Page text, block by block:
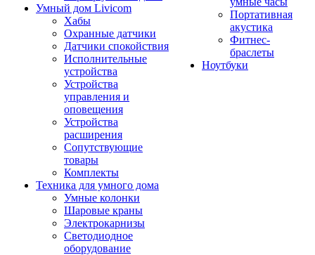
Умный дом Livicom
Хабы
Охранные датчики
Датчики спокойствия
Исполнительные
устройства
Устройства
управления и
оповещения
Устройства
расширения
Сопутствующие
товары
Комплекты
Техника для умного дома
Умные колонки
Шаровые краны
Электрокарнизы
Светодиодное
оборудование
Портативная
акустика
Фитнес-
браслеты
Ноутбуки